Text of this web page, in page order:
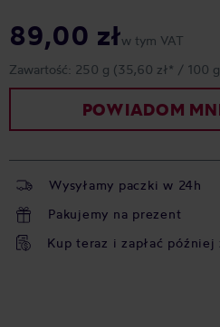
89,00 złw tym VAT
Zawartość: 250 g (35,60 zł* / 100
POWIADOM
Wysyłamy paczki w 24h
Pakujemy na prezent
Kup teraz i zapłać później